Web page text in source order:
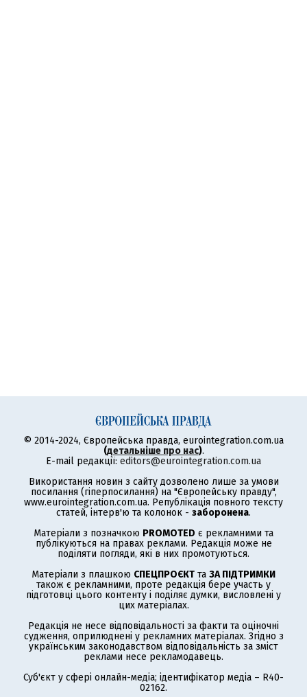
© 2014-2024, Європейська правда, eurointegration.com.ua
(детальніше про нас).
E-mail редакції: editors@eurointegration.com.ua
Використання новин з сайту дозволено лише за умови
посилання (гіперпосилання) на "Європейську правду",
www.eurointegration.com.ua. Републікація повного тексту
статей, інтерв'ю та колонок - заборонена.
Матеріали з позначкою PROMOTED є рекламними та
публікуються на правах реклами. Редакція може не
поділяти погляди, які в них промотуються.
Матеріали з плашкою СПЕЦПРОЄКТ та ЗА ПІДТРИМКИ
також є рекламними, проте редакція бере участь у
підготовці цього контенту і поділяє думки, висловлені у
цих матеріалах.
Редакція не несе відповідальності за факти та оціночні
судження, оприлюднені у рекламних матеріалах. Згідно з
українським законодавством відповідальність за зміст
реклами несе рекламодавець.
Суб'єкт у сфері онлайн-медіа; ідентифікатор медіа – R40-
02162.